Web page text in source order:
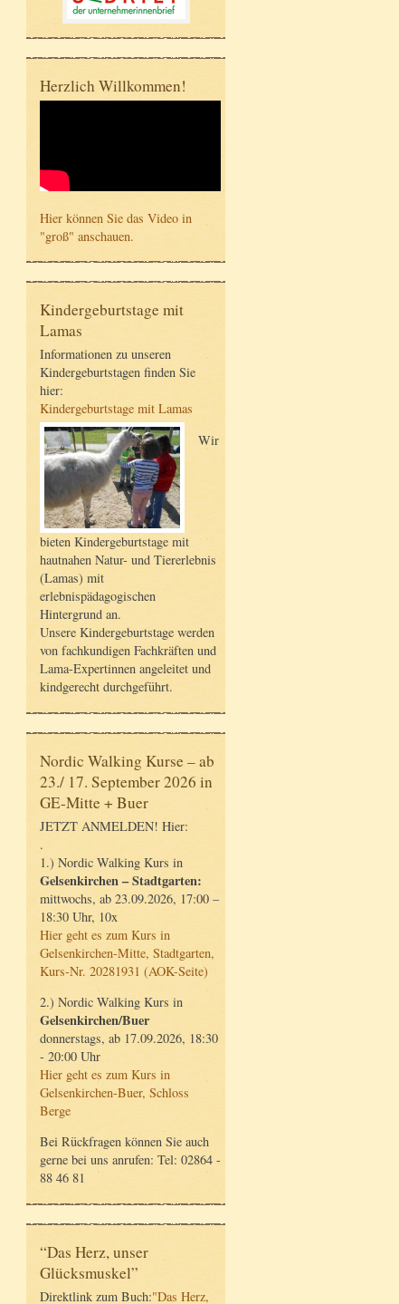
Herzlich Willkommen!
Hier können Sie das Video in
"groß" anschauen.
Kindergeburtstage mit
Lamas
Informationen zu unseren
Kindergeburtstagen finden Sie
hier:
Kindergeburtstage mit Lamas
Wir
bieten Kindergeburtstage mit
hautnahen Natur- und Tiererlebnis
(Lamas) mit
erlebnispädagogischen
Hintergrund an.
Unsere Kindergeburtstage werden
von fachkundigen Fachkräften und
Lama-Expertinnen angeleitet und
kindgerecht durchgeführt.
Nordic Walking Kurse – ab
23./ 17. September 2026 in
GE-Mitte + Buer
JETZT ANMELDEN! Hier:
.
1.) Nordic Walking Kurs in
Gelsenkirchen – Stadtgarten:
mittwochs, ab 23.09.2026, 17:00 –
18:30 Uhr, 10x
Hier geht es zum Kurs in
Gelsenkirchen-Mitte, Stadtgarten,
Kurs-Nr. 20281931 (AOK-Seite)
2.) Nordic Walking Kurs in
Gelsenkirchen/Buer
donnerstags, ab 17.09.2026, 18:30
- 20:00 Uhr
Hier geht es zum Kurs in
Gelsenkirchen-Buer, Schloss
Berge
Bei Rückfragen können Sie auch
gerne bei uns anrufen: Tel: 02864 -
88 46 81
“Das Herz, unser
Glücksmuskel”
Direktlink zum Buch:"Das Herz,